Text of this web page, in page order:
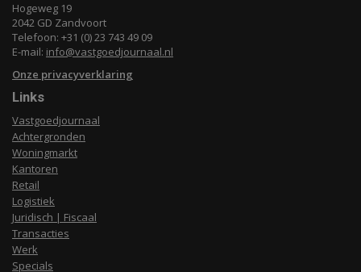
Hogeweg 19
2042 GD Zandvoort
Telefoon: +31 (0) 23 743 49 09
E-mail: info@vastgoedjournaal.nl
Onze privacyverklaring
Links
Vastgoedjournaal
Achtergronden
Woningmarkt
Kantoren
Retail
Logistiek
Juridisch | Fiscaal
Transacties
Werk
Specials